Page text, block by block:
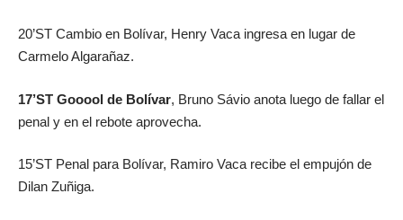
20’ST Cambio en Bolívar, Henry Vaca ingresa en lugar de
Carmelo Algarañaz.
17’ST Gooool de Bolívar, Bruno Sávio anota luego de fallar el
penal y en el rebote aprovecha.
15’ST Penal para Bolívar, Ramiro Vaca recibe el empujón de
Dilan Zuñiga.